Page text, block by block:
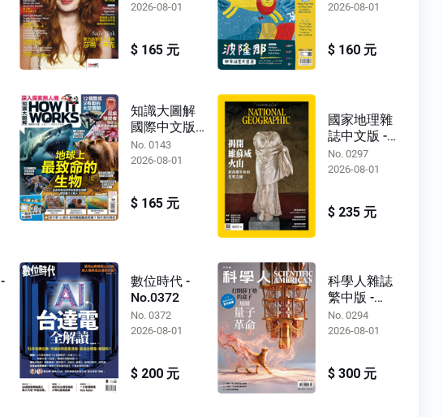
2026-08-01
$ 165 元
2026-08-01
$ 160 元
知識大圖解
國際中文版 -
No.0143
No. 0143
2026-08-01
$ 165 元
國家地理雜
誌中文版 -
No.0297
No. 0297
2026-08-01
$ 235 元
數位時代 -
No.0372
No. 0372
2026-08-01
$ 200 元
科學人雜誌
繁中版 -
No.0294
No. 0294
2026-08-01
$ 300 元